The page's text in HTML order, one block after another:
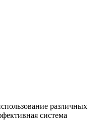
различных
система